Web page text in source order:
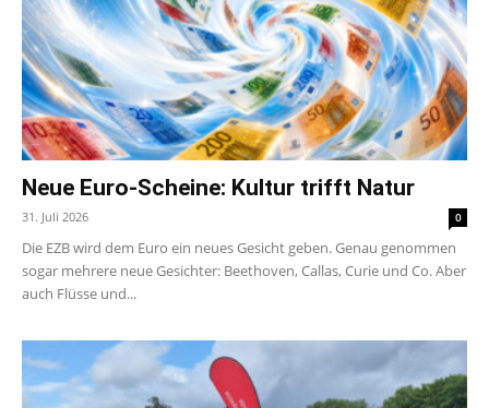
Neue Euro-Scheine: Kultur trifft Natur
31. Juli 2026 0
Die EZB wird dem Euro ein neues Gesicht geben. Genau genommen
sogar mehrere neue Gesichter: Beethoven, Callas, Curie und Co. Aber
auch Flüsse und...